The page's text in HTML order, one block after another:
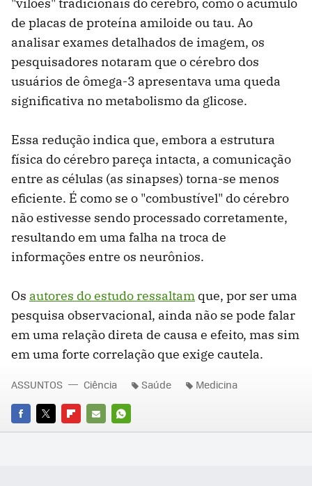
de placas de proteína amiloide ou tau. Ao
analisar exames detalhados de imagem, os
pesquisadores notaram que o cérebro dos
usuários de ômega-3 apresentava uma queda
significativa no metabolismo da glicose.
Essa redução indica que, embora a estrutura
física do cérebro pareça intacta, a comunicação
entre as células (as sinapses) torna-se menos
eficiente. É como se o "combustível" do cérebro
não estivesse sendo processado corretamente,
resultando em uma falha na troca de
informações entre os neurônios.
Os autores do estudo ressaltam que, por ser uma
pesquisa observacional, ainda não se pode falar
em uma relação direta de causa e efeito, mas sim
em uma forte correlação que exige cautela.
FACEBOOK
TWITTERFLIPBOARD
E-
WHATSAPP
ASSUNTOS Ciência Saúde Medicina